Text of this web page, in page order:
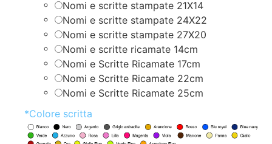
Nomi e scritte stampate 21X14
Nomi e scritte stampate 24X22
Nomi e scritte stampate 27X20
Nomi e scritte ricamate 14cm
Nomi e Scritte Ricamate 17cm
Nomi e Scritte Ricamate 22cm
Nomi e Scritte Ricamate 25cm
*Colore scritta